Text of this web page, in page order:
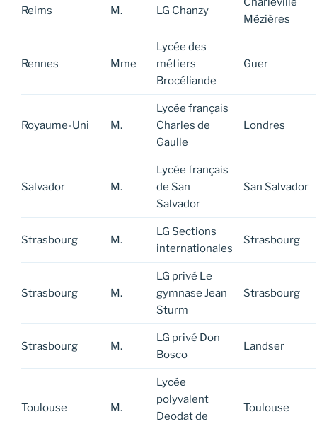
Reims M. LG Chanzy
Mézières
Rennes Mme
Lycée des
métiers
Brocéliande
Guer
Royaume-Uni M.
Lycée français
Charles de
Gaulle
Londres
Salvador M.
Lycée français
de San
Salvador
San Salvador
Strasbourg M.
LG Sections
internationales
Strasbourg
Strasbourg M.
LG privé Le
gymnase Jean
Sturm
Strasbourg
Strasbourg M.
LG privé Don
Bosco
Landser
Toulouse M.
Lycée
polyvalent
Deodat de
Toulouse